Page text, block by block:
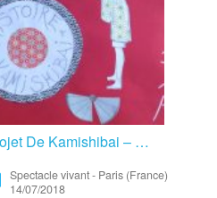
Projet De Kamishibai – Spectacle Vivant
Spectacle vivant- Paris (France)
14/07/2018